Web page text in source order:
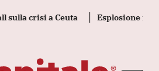
crisi a Ceuta Esplosione in un